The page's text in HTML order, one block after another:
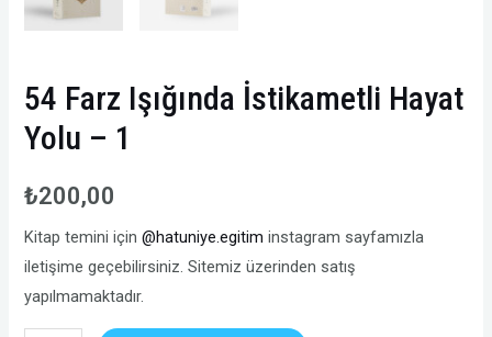
54 Farz Işığında İstikametli Hayat
Yolu – 1
₺200,00
Kitap temini için@hatuniye.egitim instagram sayfamızla
iletişime geçebilirsiniz. Sitemiz üzerinden satış
yapılmamaktadır.